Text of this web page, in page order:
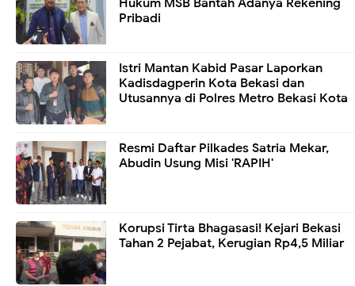
Pribadi
Istri Mantan Kabid Pasar Laporkan
Kadisdagperin Kota Bekasi dan
Utusannya di Polres Metro Bekasi Kota
Resmi Daftar Pilkades Satria Mekar,
Abudin Usung Misi 'RAPIH'
Korupsi Tirta Bhagasasi! Kejari Bekasi
Tahan 2 Pejabat, Kerugian Rp4,5 Miliar